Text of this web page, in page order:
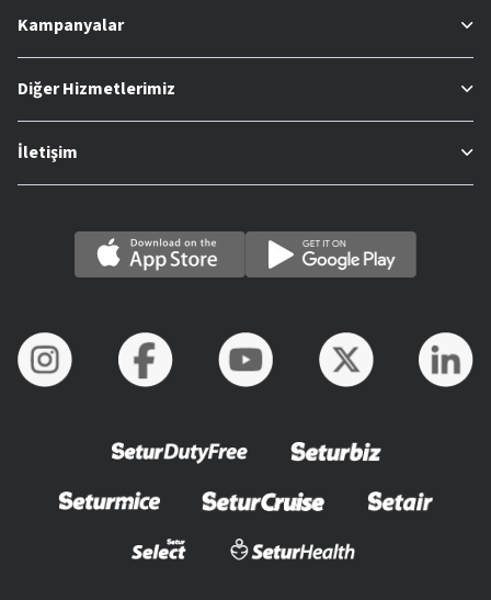
Kampanyalar
Diğer Hizmetlerimiz
İletişim